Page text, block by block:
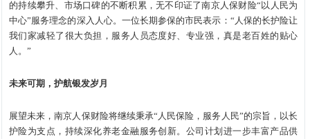
的持续攀升、市场口碑的不断积累，无不印证了南京人保财险“以人民为
中心”服务理念的深入人心。一位长期参保的市民表示：“人保的长护险让
我们家减轻了很大负担，服务人员态度好、专业强，真是老百姓的贴心
人。”
未来可期，护航银发岁月
展望未来，南京人保财险将继续秉承“人民保险，服务人民”的宗旨，以长
护险为支点，持续深化养老金融服务创新。公司计划进一步丰富产品供